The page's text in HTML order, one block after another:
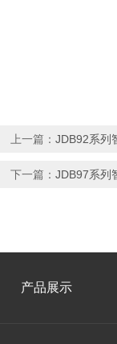
上一篇： JDB92系列
下一篇： JDB97系列
产品展示